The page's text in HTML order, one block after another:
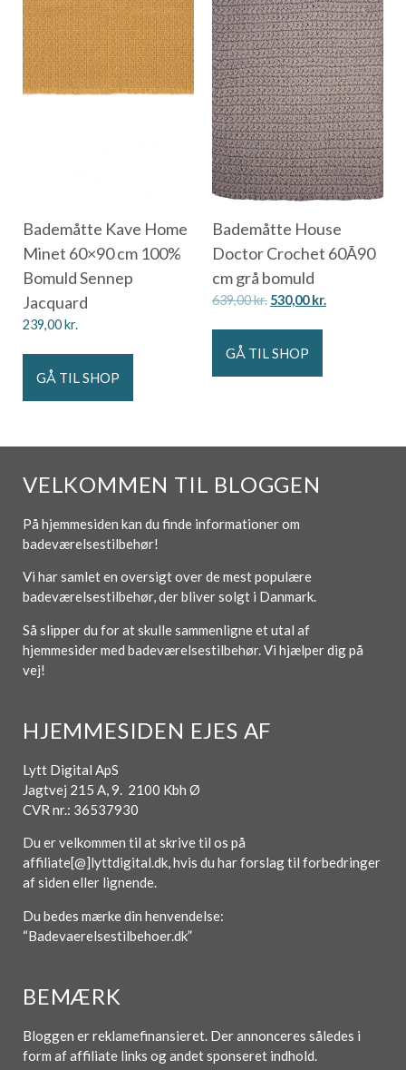
Bademåtte Kave Home
Minet 60×90 cm 100%
Bomuld Sennep
Jacquard
239,00kr.
GÅ TIL SHOP
Bademåtte House
Doctor Crochet 60Ã90
cm grå bomuld
639,00kr. 530,00kr.
GÅ TIL SHOP
VELKOMMEN TIL BLOGGEN
På hjemmesiden kan du finde informationer om
badeværelsestilbehør!
Vi har samlet en oversigt over de mest populære
badeværelsestilbehør, der bliver solgt i Danmark.
Så slipper du for at skulle sammenligne et utal af
hjemmesider med badeværelsestilbehør. Vi hjælper dig på
vej!
HJEMMESIDEN EJES AF
Lytt Digital ApS
Jagtvej 215 A, 9. 2100 Kbh Ø
CVR nr.: 36537930
Du er velkommen til at skrive til os på
affiliate[@]lyttdigital.dk, hvis du har forslag til forbedringer
af siden eller lignende.
Du bedes mærke din henvendelse:
“Badevaerelsestilbehoer.dk”
BEMÆRK
Bloggen er reklamefinansieret. Der annonceres således i
form af affiliate links og andet sponseret indhold.